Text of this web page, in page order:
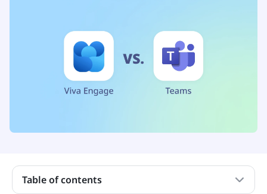
Table of contents
어느 것이 가장 좋은 기능을 가지고 있나요?